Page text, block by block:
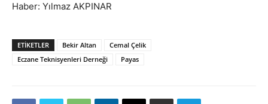
Haber: Yılmaz AKPINAR
ETIKETLER Bekir Altan
Cemal Çelik
Eczane Teknisyenleri Derneği
Payas